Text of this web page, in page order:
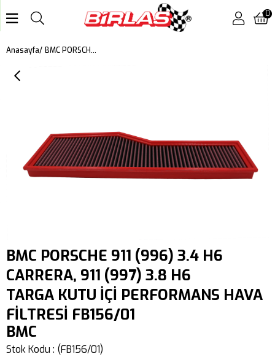
0
Anasayfa BMC PORSCHE 911 (996) 3.4 H6 CARRERA, 911 (997) 3.8 H6 TARGA KUTU İÇİ PERFORMANS HAVA FİLTRESİ FB156/01
BMC PORSCHE 911 (996) 3.4 H6
CARRERA, 911 (997) 3.8 H6
TARGA KUTU İÇİ PERFORMANS HAVA
FİLTRESİ FB156/01
BMC
Stok Kodu (FB156/01)